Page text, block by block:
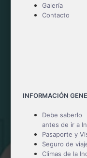
Galería
Contacto
INFORMACIÓN
Debe saberlo
antes de ir a
Pasaporte y
Seguro de
Climas de la